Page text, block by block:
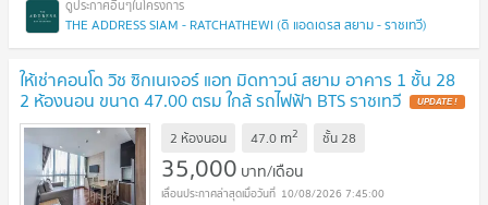
THE ADDRESS SIAM - RATCHATHEWI (ดิ แอดเดรส สยาม - ราชเทวี)
ให้เช่าคอนโด วิช ซิกเนเจอร์ แอท มิดทาวน์ สยาม อาคาร 1 ชั้น 28
2 ห้องนอน ขนาด 47.00 ตรม ใกล้ รถไฟฟ้า BTS ราชเทวี UPDATE !
2 ห้องนอน 47.0 m2 ชั้น28
35,000 บาท/เดือน
10/08/2026 7:45:00